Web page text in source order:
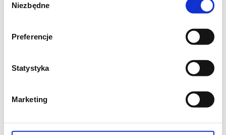
zgody
Niezbędne
Preferencje
Statystyka
Marketing